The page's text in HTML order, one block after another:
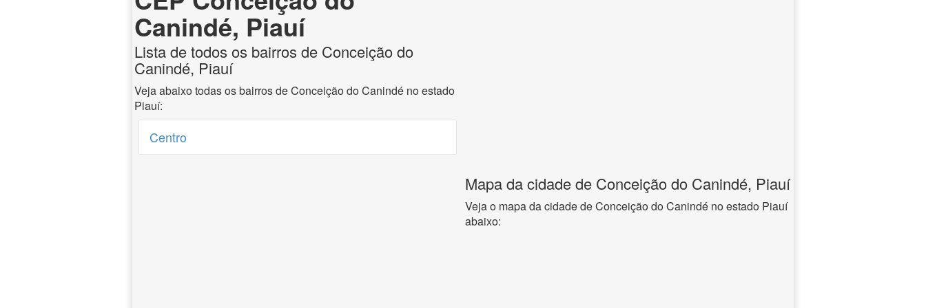
Canindé, Piauí
Lista de todos os bairros de Conceição do
Canindé, Piauí
Veja abaixo todas os bairros de Conceição do Canindé no estado
Piauí:
Centro
Mapa da cidade de Conceição do Canindé, Piauí
Veja o mapa da cidade de Conceição do Canindé no estado Piauí
abaixo: